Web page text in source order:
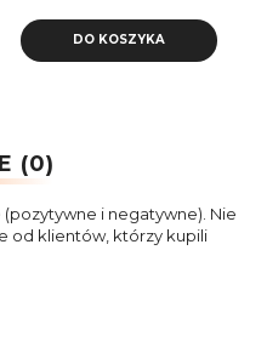
DO KOSZYKA
(0)
i negatywne). Nie
od klientów, którzy kupili